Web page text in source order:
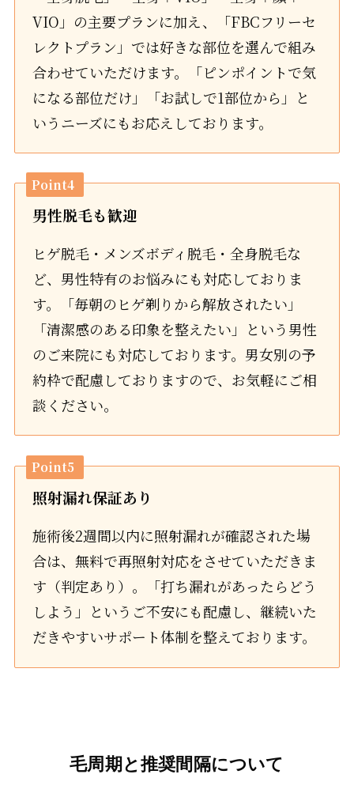
VIO」の主要プランに加え、「FBCフリーセ
レクトプラン」では好きな部位を選んで組み
合わせていただけます。「ピンポイントで気
になる部位だけ」「お試しで1部位から」と
いうニーズにもお応えしております。
Point4
男性脱毛も歓迎
ヒゲ脱毛・メンズボディ脱毛・全身脱毛な
ど、男性特有のお悩みにも対応しておりま
す。「毎朝のヒゲ剃りから解放されたい」
「清潔感のある印象を整えたい」という男性
のご来院にも対応しております。男女別の予
約枠で配慮しておりますので、お気軽にご相
談ください。
Point5
照射漏れ保証あり
施術後2週間以内に照射漏れが確認された場
合は、無料で再照射対応をさせていただきま
す（判定あり）。「打ち漏れがあったらどう
しよう」というご不安にも配慮し、継続いた
だきやすいサポート体制を整えております。
毛周期と推奨間隔について